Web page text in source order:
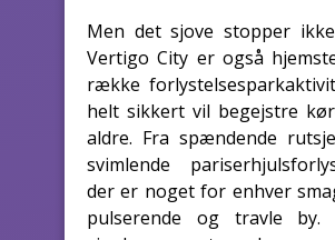
Men det sjove stopper
Vertigo City er også
række
helt sikkert vil begejstre
aldre. Fra spændende
svimlende
der er noget for enhver
pulserende og travle by.